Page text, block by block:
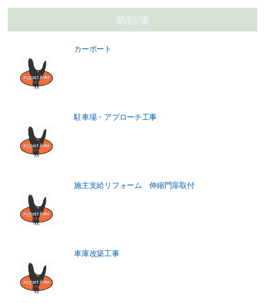
関連記事
カーポート
駐車場・アプローチ工事
施主支給リフォーム 伸縮門扉取付
車庫改築工事